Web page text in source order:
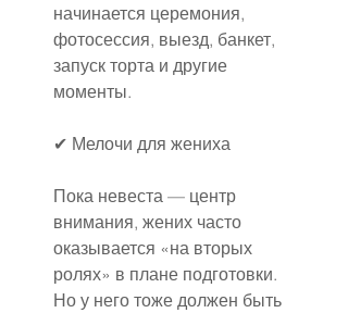
начинается церемония,
фотосессия, выезд, банкет,
запуск торта и другие
моменты.
✔ Мелочи для жениха
Пока невеста — центр
внимания, жених часто
оказывается «на вторых
ролях» в плане подготовки.
Но у него тоже должен быть